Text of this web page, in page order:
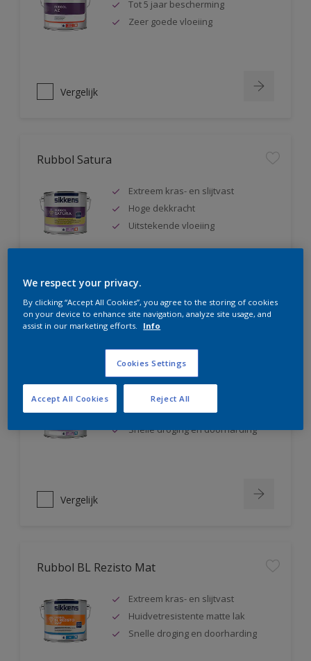
Tot 5 jaar bescherming
Zeer goede vloeiing
Vergelijk
Rubbol Satura
Extreem kras- en slijtvast
Hoge dekkracht
Uitstekende vloeiing
Rubbol BL Rezisto Satin
Extreem kras- en slijtvast
Huidvetresistente zijdeglanslak
Snelle droging en doorharding
Vergelijk
Rubbol BL Rezisto Mat
Extreem kras- en slijtvast
Huidvetresistente matte lak
Snelle droging en doorharding
We respect your privacy.
By clicking “Accept All Cookies”, you agree to the storing of cookies
on your device to enhance site navigation, analyze site usage, and
assist in our marketing efforts.
Info
Cookies Settings
Reject All
Accept All Cookies